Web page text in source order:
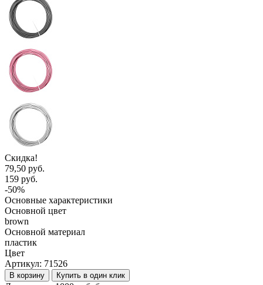
Скидка!
79,50 руб.
159 руб.
-50%
Основные характеристики
Основной цвет
brown
Основной материал
пластик
Цвет
Артикул: 71526
В корзину Купить в один клик